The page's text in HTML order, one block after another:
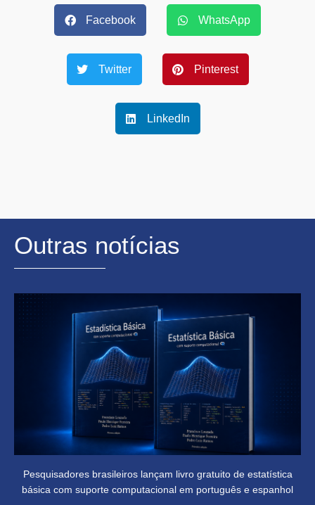
Facebook WhatsApp
Twitter Pinterest
LinkedIn
Outras notícias
Pesquisadores brasileiros lançam livro gratuito de estatística
básica com suporte computacional em português e espanhol